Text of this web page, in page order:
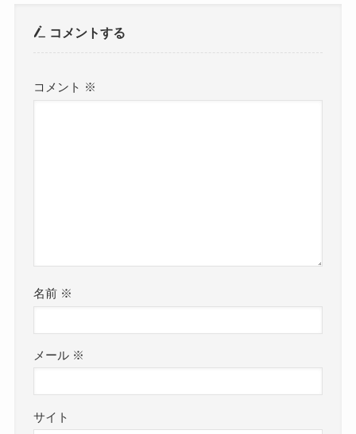
コメントする
コメント ※
名前 ※
メール ※
サイト